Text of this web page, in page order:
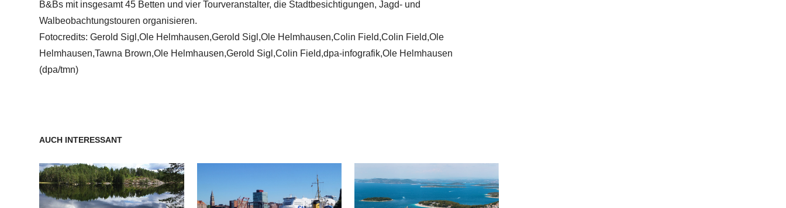
B&Bs mit insgesamt 45 Betten und vier Tourveranstalter, die Stadtbesichtigungen, Jagd- und
Walbeobachtungstouren organisieren.
Fotocredits: Gerold Sigl,Ole Helmhausen,Gerold Sigl,Ole Helmhausen,Colin Field,Colin Field,Ole
Helmhausen,Tawna Brown,Ole Helmhausen,Gerold Sigl,Colin Field,dpa-infografik,Ole Helmhausen
(dpa/tmn)
AUCH INTERESSANT